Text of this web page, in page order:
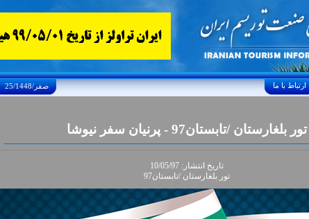
Saturday, August 8, 2026 25/صفر/1448 ارتباط با ما
تور بلغارستان /تابستان97 - پرنيان سفر نيوشا
تاريخ انتشار: 10/05/97
تور بلغارستان /تابستان97